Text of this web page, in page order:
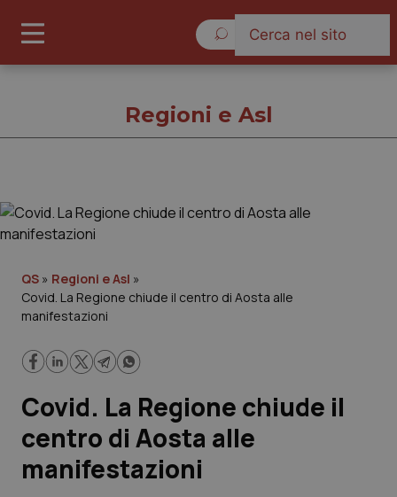
Governo e Parlamento
Regioni e Asl
Lavoro e Professioni
Scienza e Farmaci
Studi e Analisi
Regioni e Asl
QS » Regioni e Asl »
Covid. La Regione chiude il centro di Aosta alle
manifestazioni
Covid. La Regione chiude il
centro di Aosta alle
manifestazioni